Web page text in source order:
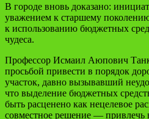
В городе вновь доказано:
уважением к старшему
к использованию бюджетных
чудеса.
Профессор Исмаил Аюпович
просьбой привести в порядок
участок, давно вызывавший
что выделение бюджетных
быть расценено как нецелевое
совместное решение —